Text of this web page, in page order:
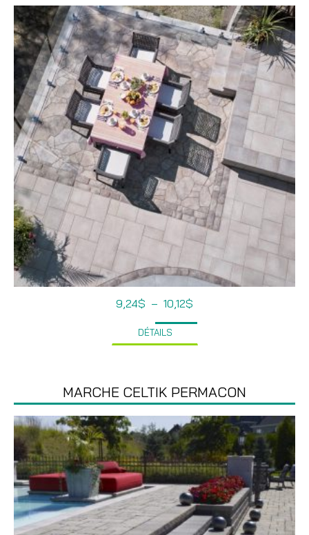
9,24$ – 10,12$
prix :
à
DÉTAILS
MARCHE CELTIK PERMACON